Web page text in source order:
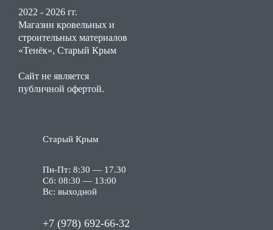
2022 - 2026 гг.
Магазин кровельных и
строительных материалов
«Тенёк», Старый Крым
Сайт не является
публичной офертой.
Старый Крым
Пн-Пт: 8:30 — 17.30
Сб: 08:30 — 13:00
Вс: выходной
+7 (978) 692-66-32